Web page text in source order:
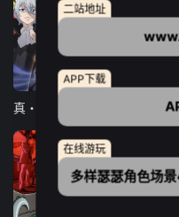
12集全
东京
二站地址
APP下载
在线游玩
多样瑟瑟角色场